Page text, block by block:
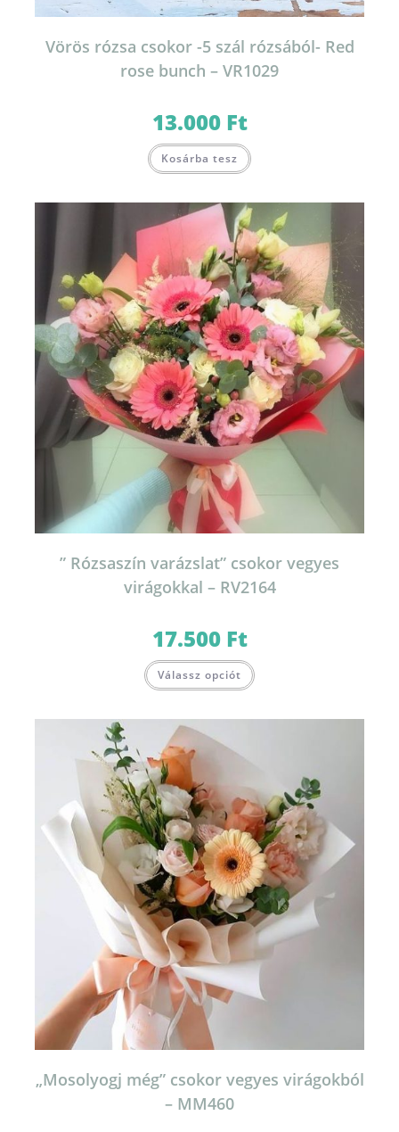
Vörös rózsa csokor -5 szál rózsából- Red
rose bunch – VR1029
13.000 Ft
Kosárba tesz
” Rózsaszín varázslat” csokor vegyes
virágokkal – RV2164
17.500 Ft
Válassz opciót
„Mosolyogj még” csokor vegyes virágokból
– MM460